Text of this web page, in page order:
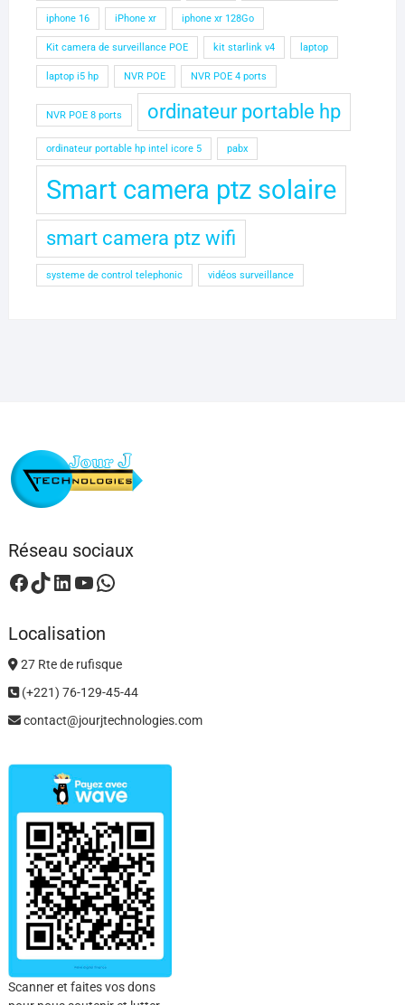
iphone 16 iPhone xr iphone xr 128Go
Kit camera de surveillance POE kit starlink v4 laptop
laptop i5 hp NVR POE NVR POE 4 ports
NVR POE 8 ports ordinateur portable hp
ordinateur portable hp intel icore 5 pabx
Smart camera ptz solaire
smart camera ptz wifi
systeme de control telephonic vidéos surveillance
Réseau sociaux
Facebook
TikTok
LinkedIn
YouTube
WhatsApp
Localisation
27 Rte de rufisque
(+221) 76-129-45-44
contact@jourjtechnologies.com
Scanner et faites vos dons